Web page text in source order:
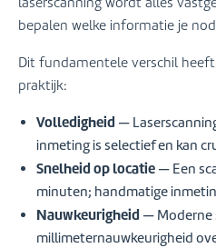
bepalen welke informatie je
Dit fundamentele verschil
praktijk:
Volledigheid —
inmeting is selectief en kan
Snelheid op locatie — Een
minuten; handmatige
Nauwkeurigheid — Moderne
millimeternauwkeurigheid